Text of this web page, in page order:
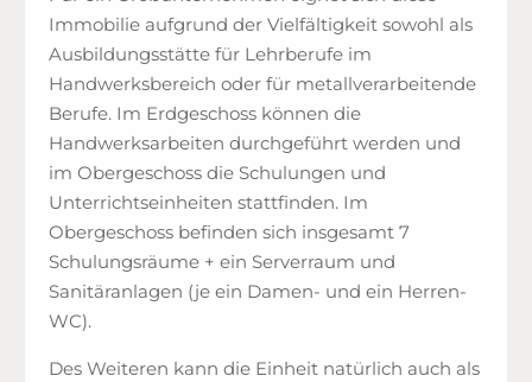
Immobilie aufgrund der Vielfältigkeit sowohl als
Ausbildungsstätte für Lehrberufe im
Handwerksbereich oder für metallverarbeitende
Berufe. Im Erdgeschoss können die
Handwerksarbeiten durchgeführt werden und
im Obergeschoss die Schulungen und
Unterrichtseinheiten stattfinden. Im
Obergeschoss befinden sich insgesamt 7
Schulungsräume + ein Serverraum und
Sanitäranlagen (je ein Damen- und ein Herren-
WC).
Des Weiteren kann die Einheit natürlich auch als